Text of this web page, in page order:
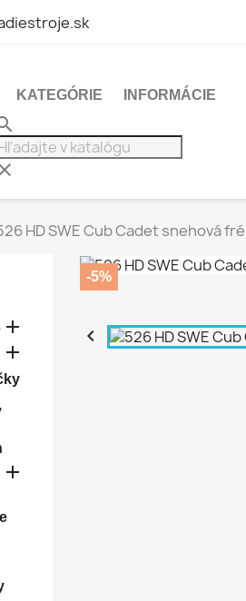
KATEGÓRIE INFORMÁCIE
HD SWE Cub Cadet snehová



-5%
